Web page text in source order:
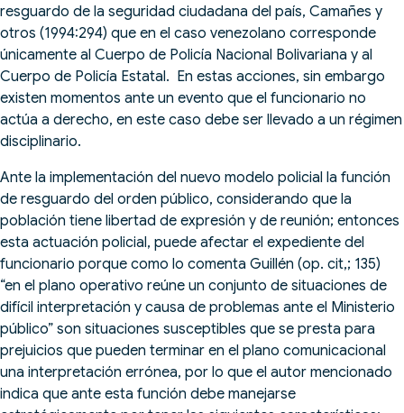
resguardo de la seguridad ciudadana del país, Camañes y
otros (1994:294) que en el caso venezolano corresponde
únicamente al Cuerpo de Policía Nacional Bolivariana y al
Cuerpo de Policía Estatal. En estas acciones, sin embargo
existen momentos ante un evento que el funcionario no
actúa a derecho, en este caso debe ser llevado a un régimen
disciplinario.
Ante la implementación del nuevo modelo policial la función
de resguardo del orden público, considerando que la
población tiene libertad de expresión y de reunión; entonces
esta actuación policial, puede afectar el expediente del
funcionario porque como lo comenta Guillén (op. cit,; 135)
“en el plano operativo reúne un conjunto de situaciones de
difícil interpretación y causa de problemas ante el Ministerio
público” son situaciones susceptibles que se presta para
prejuicios que pueden terminar en el plano comunicacional
una interpretación errónea, por lo que el autor mencionado
indica que ante esta función debe manejarse